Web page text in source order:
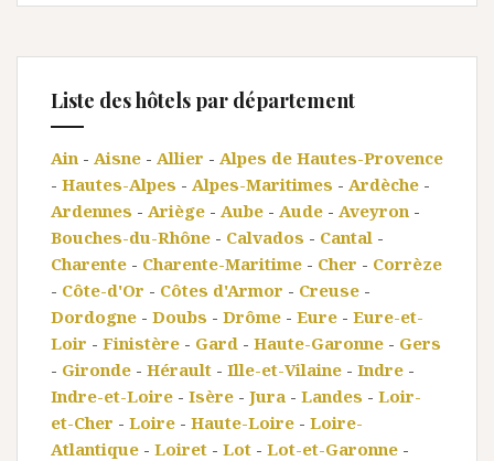
Liste des hôtels par département
Ain - Aisne - Allier - Alpes de Hautes-Provence
- Hautes-Alpes - Alpes-Maritimes - Ardèche -
Ardennes - Ariège - Aube - Aude - Aveyron -
Bouches-du-Rhône - Calvados - Cantal -
Charente - Charente-Maritime - Cher - Corrèze
- Côte-d'Or - Côtes d'Armor - Creuse -
Dordogne - Doubs - Drôme - Eure - Eure-et-
Loir - Finistère - Gard - Haute-Garonne - Gers
- Gironde - Hérault - Ille-et-Vilaine - Indre -
Indre-et-Loire - Isère - Jura - Landes - Loir-
et-Cher - Loire - Haute-Loire - Loire-
Atlantique - Loiret - Lot - Lot-et-Garonne -